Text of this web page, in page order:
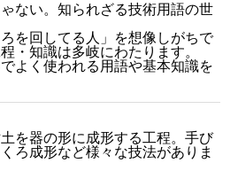
ない。知られざる技術用語の世
を回してる人」を想像しがちで
・知識は多岐にわたります。
よく使われる用語や基本知識を
土を器の形に成形する工程。手び
ろ成形など様々な技法がありま